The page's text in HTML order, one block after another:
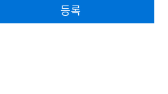
등록